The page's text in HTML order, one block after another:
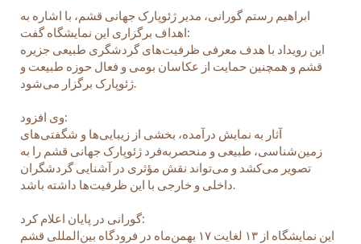
ابراهیم رستم گورانی، مدیر ژئوپارک جهانی قشم، با اشاره به
اهداف برگزاری این نمایشگاه گفت:
این رویداد با هدف معرفی ظرفیت‌های گردشگری طبیعی جزیره
قشم و همچنین حمایت از عکاسان بومی و فعال حوزه طبیعت و
ژئوپارک برگزار می‌شود.
وی افزود:
آثار به نمایش درآمده، بخشی از زیبایی‌ها و شگفتی‌های
زمین‌شناسی، طبیعی و منحصربه‌فرد ژئوپارک جهانی قشم را به
تصویر می‌کشد و می‌تواند نقش مؤثری در آشنایی گردشگران
داخلی و خارجی با این ظرفیت‌ها داشته باشد.
گورانی در پایان اعلام کرد:
این نمایشگاه از ۱۳ لغایت ۱۷ بهمن‌ماه در فرودگاه بین‌المللی قشم